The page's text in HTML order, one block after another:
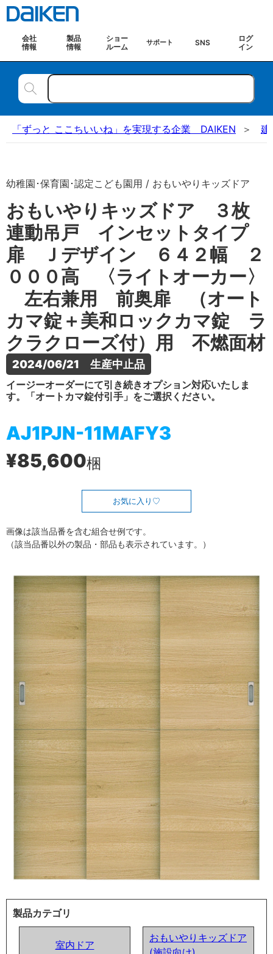
会社
情報
製品
情報
ショー
ルーム
サポート SNS
ログ
イン
「ずっと ここちいいね」を実現する企業 DAIKEN 建
幼稚園･保育園･認定こども園用 / おもいやりキッズドア
おもいやりキッズドア ３枚
連動吊戸 インセットタイプ
扉 Ｊデザイン ６４２幅 ２
０００高 〈ライトオーカー〉
左右兼用 前奥扉 （オート
カマ錠＋美和ロックカマ錠 ラ
クラクローズ付）用 不燃面材
2024/06/21　生産中止品
イージーオーダーにて引き続きオプション対応いたしま
す。「オートカマ錠付引手」をご選択ください。
AJ1PJN-11MAFY3
¥85,600梱
お気に入り
画像は該当品番を含む組合せ例です。
（該当品番以外の製品・部品も表示されています。）
製品カテゴリ
室内ドア
おもいやりキッズドア